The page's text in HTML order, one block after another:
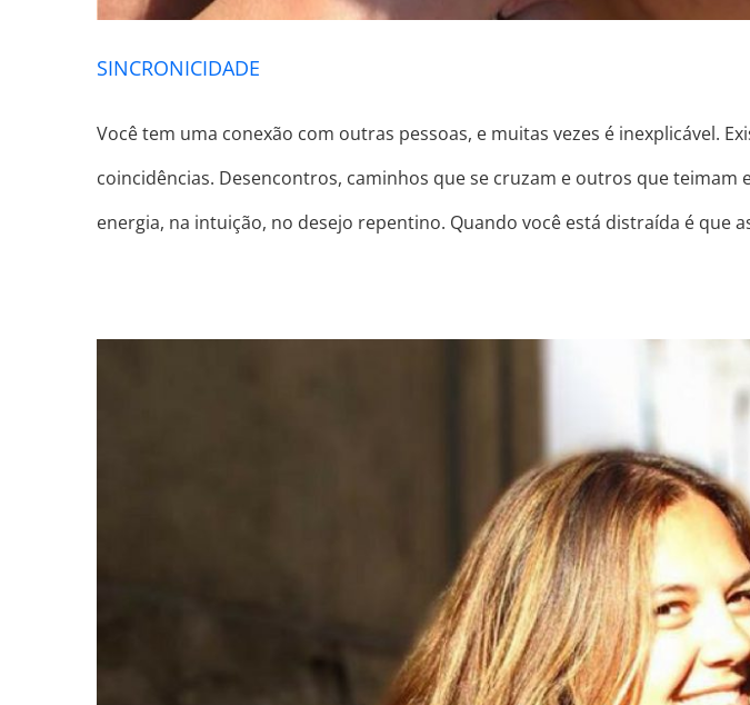
SINCRONICIDADE
Você tem uma conexão com outras pessoas, e muitas vezes é inexplicável.
coincidências. Desencontros, caminhos que se cruzam e outros que
energia, na intuição, no desejo repentino. Quando você está distraída é que